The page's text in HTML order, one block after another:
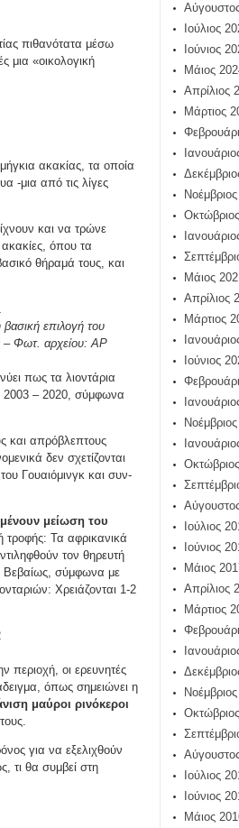
πιθανότατα μέσω
μια «οικολογική
ακακίας, τα οποία
-μια από τις λίγες
και να τρώνε
όπου τα
θήραμά τους, και
βασική επιλογή του
– Φωτ. αρχείου: AP
πως τα λιοντάρια
2003 – 2020, σύμφωνα
και απρόβλεπτους
δεν σχετίζονται
Γουαιόμινγκ και συν-
μείωση του
τροφής: Τα αφρικανικά
τον θηρευτή
Βεβαίως, σύμφωνα με
Χρειάζονται 1-2
περιοχή, οι ερευνητές
όπως σημειώνει η
μαύροι ρινόκεροι
για να εξελιχθούν
τι θα συμβεί στη
Ιούλιος
Ιούνιος
Μάιος
Απρίλιος
Μάρτιος
Μάιος
Απρίλιος
Μάρτιος
Ιούνιος
Ιούλιος
Ιούνιος
Μάιος
Απρίλιος
Μάρτιος
Ιούλιος
Ιούνιος
Μάιος